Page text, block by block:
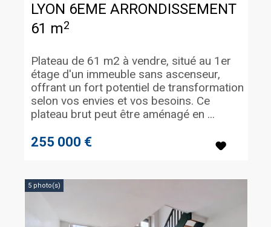
LYON 6EME ARRONDISSEMENT
61 m2
255 000 €
Plateau de 61 m2 à vendre, situé au 1er
étage d'un immeuble sans ascenseur,
offrant un fort potentiel de transformation
selon vos envies et vos besoins. Ce
plateau brut peut être aménagé en ...
5 photo(s)